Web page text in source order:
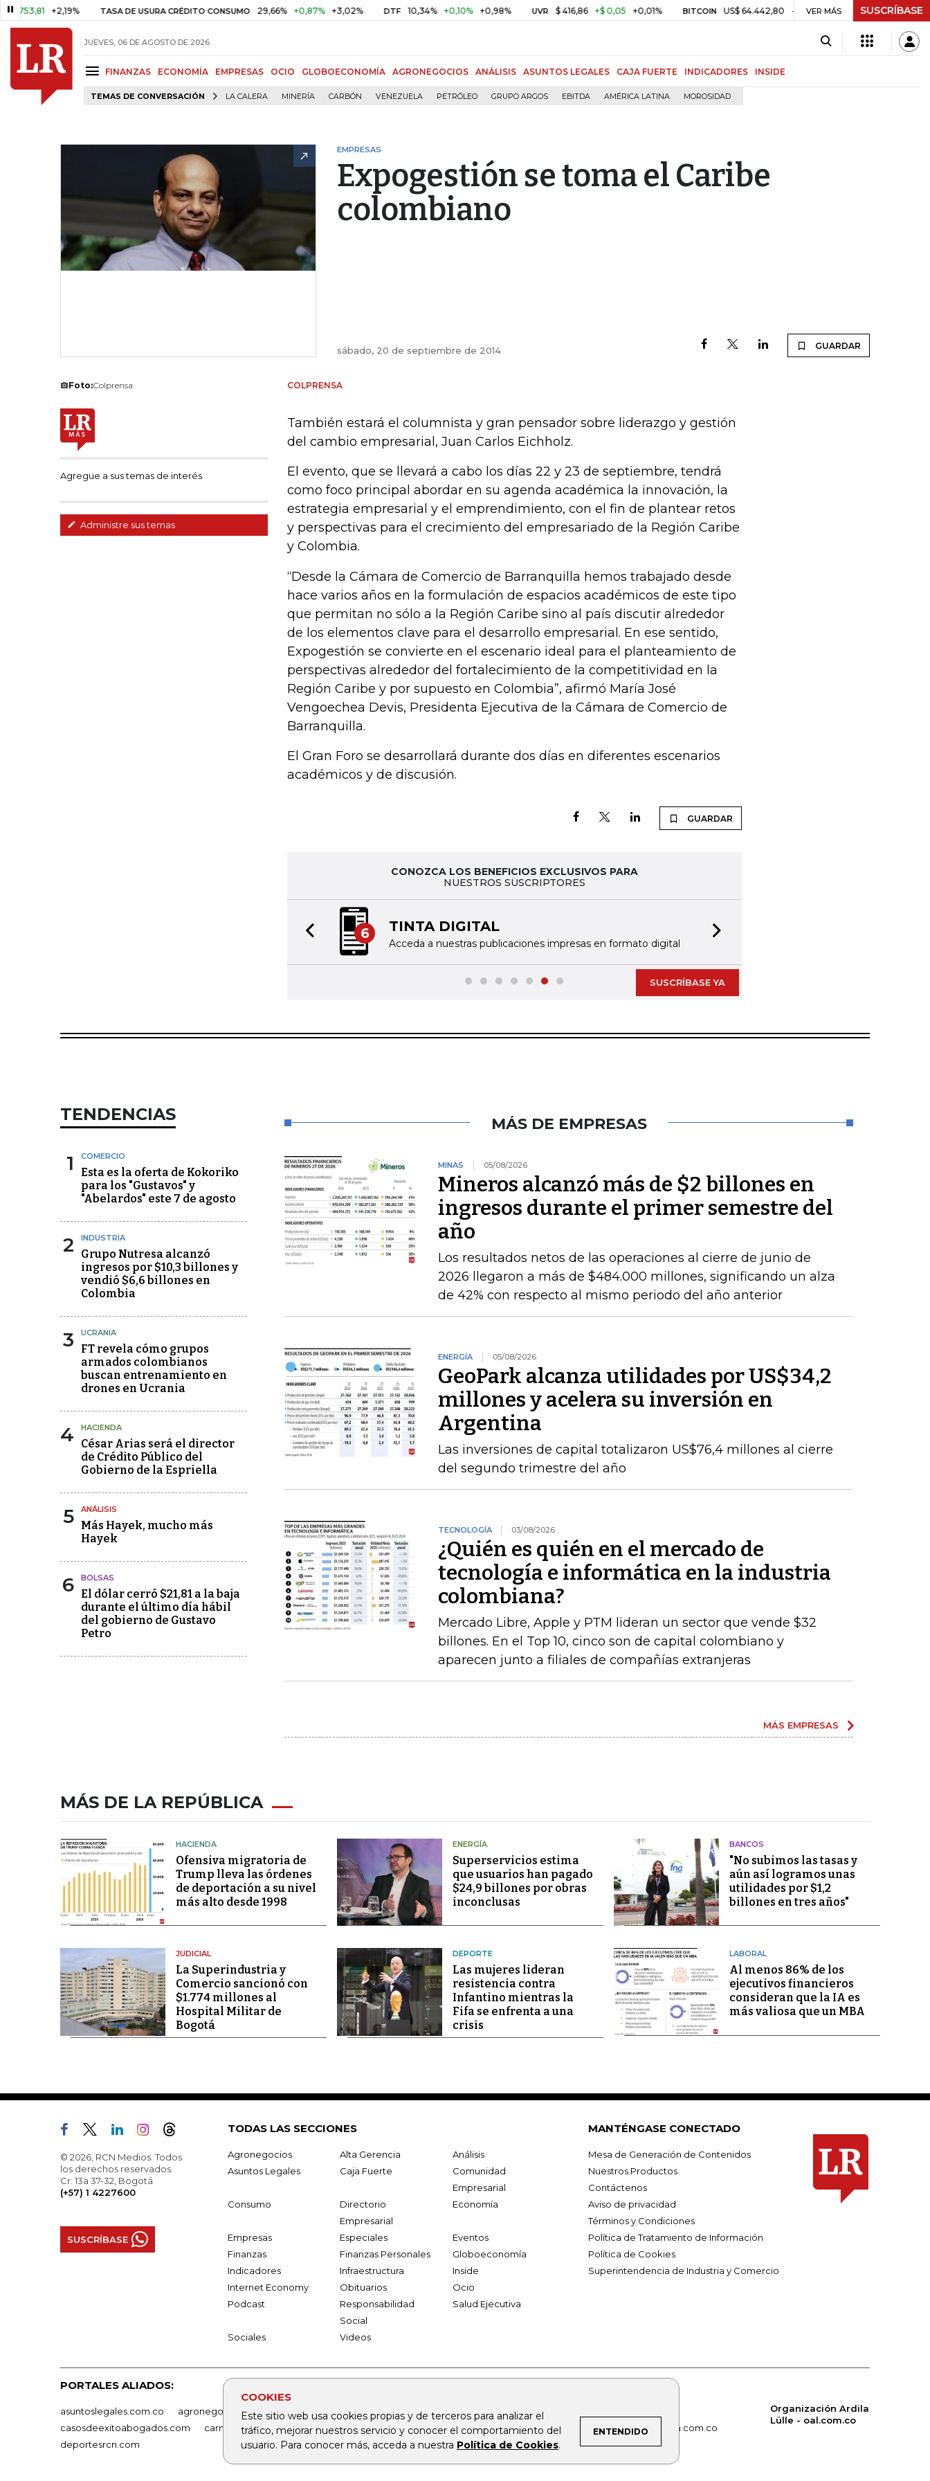
+2,19% TASA DE USURA CRÉDITO CONSUMO 29,66% +0,87% +3,02% DTF 10,34% +0,10% +0,98% UVR $ 416,86 +$ 0,05 +0,01% BITCOIN US$ 64.442,80 -US$ 525,60 -0,81% TRM $
VER MÁS SUSCRÍBASE
JUEVES, 06 DE AGOSTO DE 2026
FINANZAS ECONOMÍA EMPRESAS OCIO GLOBOECONOMÍA AGRONEGOCIOS ANÁLISIS ASUNTOS LEGALES CAJA FUERTE INDICADORES INSIDE
TEMAS DE CONVERSACIÓN LA CALERA MINERÍA CARBÓN VENEZUELA PETRÓLEO GRUPO ARGOS EBITDA AMÉRICA LATINA MOROSIDAD
COOKIES
Este sitio web usa cookies propias y de terceros para analizar el
tráfico, mejorar nuestros servicio y conocer el comportamiento del
usuario. Para conocer más, acceda a nuestra Política de Cookies.
ENTENDIDO
EMPRESAS
Expogestión se toma el Caribe
colombiano
sábado, 20 de septiembre de 2014 GUARDAR
Foto:Colprensa
Agregue a sus temas de interés
Administre sus temas
COLPRENSA
También estará el columnista y gran pensador sobre liderazgo y gestión
del cambio empresarial, Juan Carlos Eichholz.
El evento, que se llevará a cabo los días 22 y 23 de septiembre, tendrá
como foco principal abordar en su agenda académica la innovación, la
estrategia empresarial y el emprendimiento, con el fin de plantear retos
y perspectivas para el crecimiento del empresariado de la Región Caribe
y Colombia.
“Desde la Cámara de Comercio de Barranquilla hemos trabajado desde
hace varios años en la formulación de espacios académicos de este tipo
que permitan no sólo a la Región Caribe sino al país discutir alrededor
de los elementos clave para el desarrollo empresarial. En ese sentido,
Expogestión se convierte en el escenario ideal para el planteamiento de
perspectivas alrededor del fortalecimiento de la competitividad en la
Región Caribe y por supuesto en Colombia”, afirmó María José
Vengoechea Devis, Presidenta Ejecutiva de la Cámara de Comercio de
Barranquilla.
El Gran Foro se desarrollará durante dos días en diferentes escenarios
académicos y de discusión.
GUARDAR
CONOZCA LOS BENEFICIOS EXCLUSIVOS PARA
NUESTROS SUSCRIPTORES
Acceda a nuestras publicaciones impresas en formato digital
NOTIFICACIONES Y ALERTAS
Reciba las noticias seleccionadas por nuestro equipo editorial
Previous slide
SUSCRÍBASE YA
TENDENCIAS
1 COMERCIO
Esta es la oferta de Kokoriko
para los "Gustavos" y
"Abelardos" este 7 de agosto
2 INDUSTRIA
Grupo Nutresa alcanzó
ingresos por $10,3 billones y
vendió $6,6 billones en
Colombia
3 UCRANIA
FT revela cómo grupos
armados colombianos
buscan entrenamiento en
drones en Ucrania
4 HACIENDA
César Arias será el director
de Crédito Público del
Gobierno de la Espriella
5 ANÁLISIS
Más Hayek, mucho más
Hayek
6 BOLSAS
El dólar cerró $21,81 a la baja
durante el último día hábil
del gobierno de Gustavo
Petro
MÁS DE EMPRESAS
MINAS 05/08/2026
Mineros alcanzó más de $2 billones en
ingresos durante el primer semestre del
año
Los resultados netos de las operaciones al cierre de junio de
2026 llegaron a más de $484.000 millones, significando un alza
de 42% con respecto al mismo periodo del año anterior
ENERGÍA 05/08/2026
GeoPark alcanza utilidades por US$34,2
millones y acelera su inversión en
Argentina
Las inversiones de capital totalizaron US$76,4 millones al cierre
del segundo trimestre del año
TECNOLOGÍA 03/08/2026
¿Quién es quién en el mercado de
tecnología e informática en la industria
colombiana?
Mercado Libre, Apple y PTM lideran un sector que vende $32
billones. En el Top 10, cinco son de capital colombiano y
aparecen junto a filiales de compañías extranjeras
MÁS EMPRESAS
MÁS DE LA REPÚBLICA
HACIENDA
Ofensiva migratoria de
Trump lleva las órdenes
de deportación a su nivel
más alto desde 1998
ENERGÍA
Superservicios estima
que usuarios han pagado
$24,9 billones por obras
inconclusas
BANCOS
"No subimos las tasas y
aún así logramos unas
utilidades por $1,2
billones en tres años"
JUDICIAL
La Superindustria y
Comercio sancionó con
$1.774 millones al
Hospital Militar de
Bogotá
DEPORTE
Las mujeres lideran
resistencia contra
Infantino mientras la
Fifa se enfrenta a una
crisis
LABORAL
Al menos 86% de los
ejecutivos financieros
consideran que la IA es
más valiosa que un MBA
© 2026, RCN Medios. Todos
los derechos reservados.
Cr. 13a 37-32, Bogotá
(+57) 1 4227600
SUSCRÍBASE
TODAS LAS SECCIONES
Agronegocios Alta Gerencia
Análisis
Asuntos Legales
Caja Fuerte
Comunidad
Empresarial
Consumo
Directorio
Empresarial
Economía
Empresas Especiales
Eventos
Finanzas
Finanzas Personales
Globoeconomía
Indicadores
Infraestructura
Inside
Internet Economy
Obituarios
Ocio
Podcast
Responsabilidad
Social
Salud Ejecutiva
Sociales Videos
MANTÉNGASE CONECTADO
Mesa de Generación de Contenidos
Nuestros Productos
Contáctenos
Aviso de privacidad
Términos y Condiciones
Política de Tratamiento de Información
Política de Cookies
Superintendencia de Industria y Comercio
PORTALES ALIADOS:
asuntoslegales.com.co agronegocios.co empresas.larepublica.co firmasdeabogados.com
bolsaencolombia.com
casosdeexitoabogados.com
carnavalindustriacultural.com canalrcn.com rcnradio.com noticiasrcn.com lafm.com.co
alerta.com.co
deportesrcn.com
Organización Ardila
Lülle - oal.com.co